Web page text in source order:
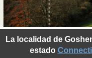
La localidad de
estado